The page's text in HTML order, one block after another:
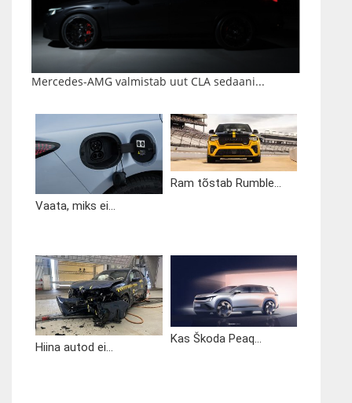
Mercedes-AMG valmistab uut CLA sedaani...
Vaata, miks ei...
Ram tõstab Rumble...
Hiina autod ei...
Kas Škoda Peaq...